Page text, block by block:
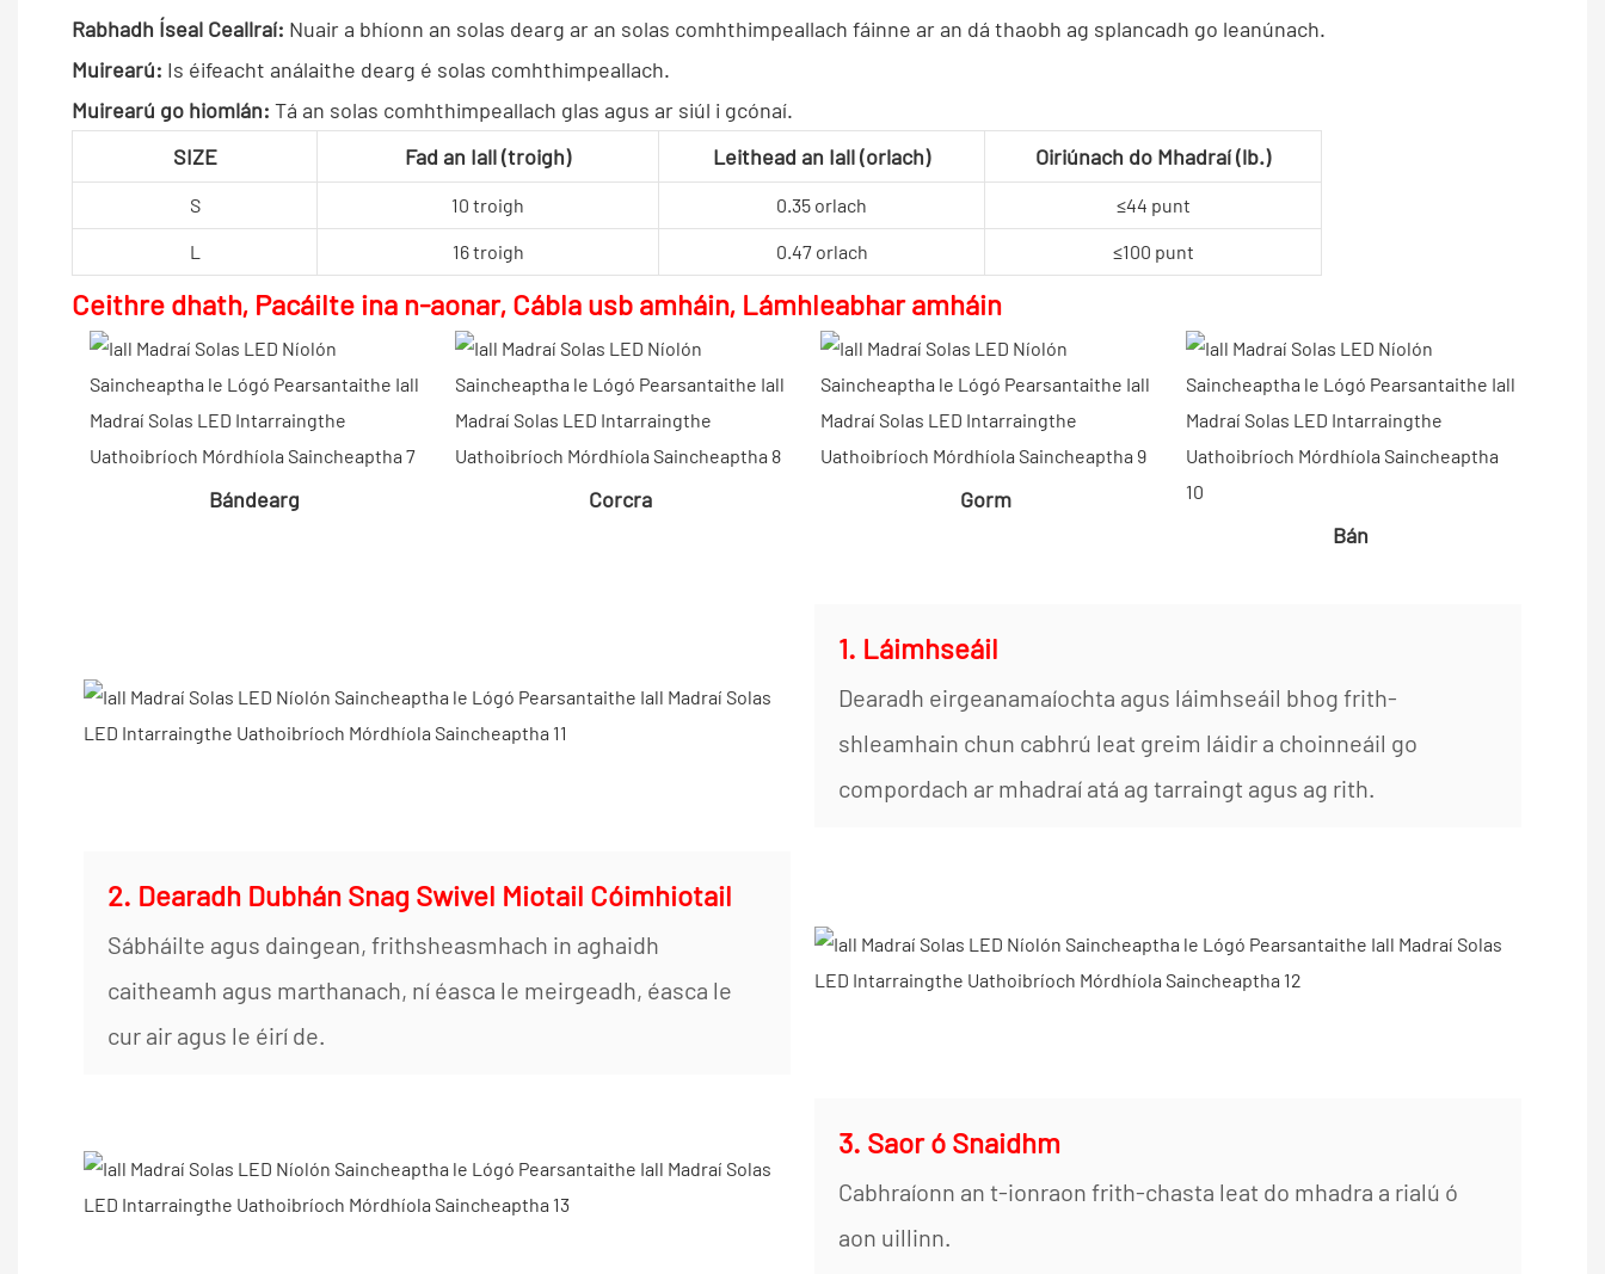
Rabhadh Íseal Ceallraí: Nuair a bhíonn an solas dearg ar an solas comhthimpeallach fáinne ar an dá thaobh ag splancadh go leanúnach.
Muirearú: Is éifeacht análaithe dearg é solas comhthimpeallach.
Muirearú go hiomlán: Tá an solas comhthimpeallach glas agus ar siúl i gcónaí.
SIZE
Fad an Iall (troigh) Leithead an Iall (orlach) Oiriúnach do Mhadraí (lb.)
S 10 troigh 0.35 orlach ≤44 punt
L 16 troigh 0.47 orlach ≤100 punt
Ceithre dhath, Pacáilte ina n-aonar, Cábla usb amháin, Lámhleabhar amháin
Bándearg Corcra
Gorm
Bán
1. Láimhseáil
Dearadh eirgeanamaíochta agus láimhseáil bhog frith-
shleamhain chun cabhrú leat greim láidir a choinneáil go
compordach ar mhadraí atá ag tarraingt agus ag rith.
2. Dearadh Dubhán Snag Swivel Miotail Cóimhiotail
Sábháilte agus daingean, frithsheasmhach in aghaidh
caitheamh agus marthanach, ní éasca le meirgeadh, éasca le
cur air agus le éirí de.
3. Saor ó Snaidhm
Cabhraíonn an t-ionraon frith-chasta leat do mhadra a rialú ó
aon uillinn.